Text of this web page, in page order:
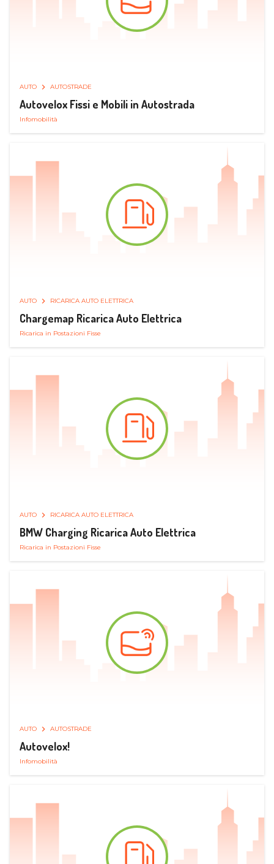
AUTO AUTOSTRADE
Autovelox Fissi e Mobili in Autostrada
Infomobilità
AUTO RICARICA AUTO ELETTRICA
Chargemap Ricarica Auto Elettrica
Ricarica in Postazioni Fisse
AUTO RICARICA AUTO ELETTRICA
BMW Charging Ricarica Auto Elettrica
Ricarica in Postazioni Fisse
AUTO AUTOSTRADE
Autovelox!
Infomobilità